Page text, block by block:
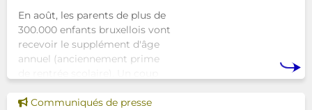
En août, les parents de plus de
300.000 enfants bruxellois vont
recevoir le supplément d'âge
annuel (anciennement prime
commencer la
Voir cette news
Communiqués de presse